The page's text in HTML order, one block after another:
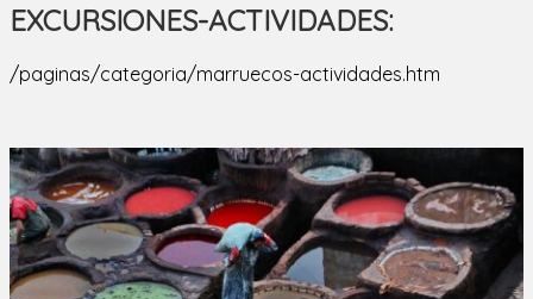
EXCURSIONES-ACTIVIDADES:
/paginas/categoria/marruecos-actividades.htm